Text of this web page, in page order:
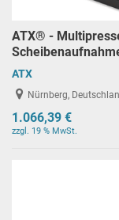
ATX® -
ATX
Nürnberg,
1.066,39 €
zzgl. 19 % MwSt.